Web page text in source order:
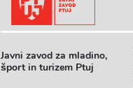
Javni zavod za mladino,
šport in turizem Ptuj